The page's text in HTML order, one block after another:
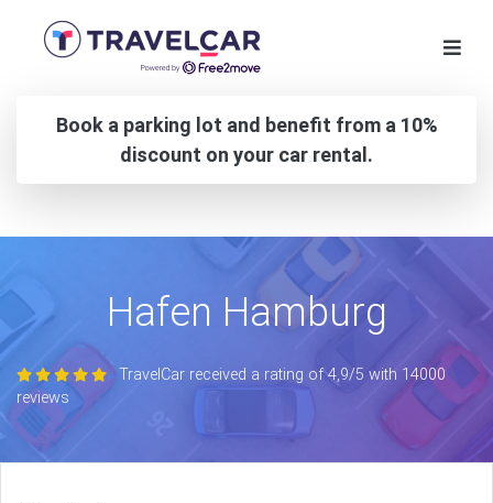
Book a parking lot and benefit from a 10%
discount on your car rental.
Hafen Hamburg
TravelCar received a rating of 4,9/5 with 14000
reviews